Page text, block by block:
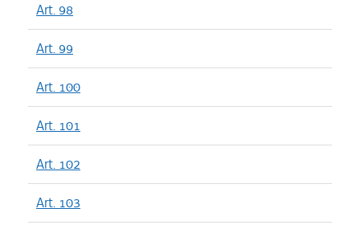
Art. 98
Art. 99
Art. 100
Art. 101
Art. 102
Art. 103